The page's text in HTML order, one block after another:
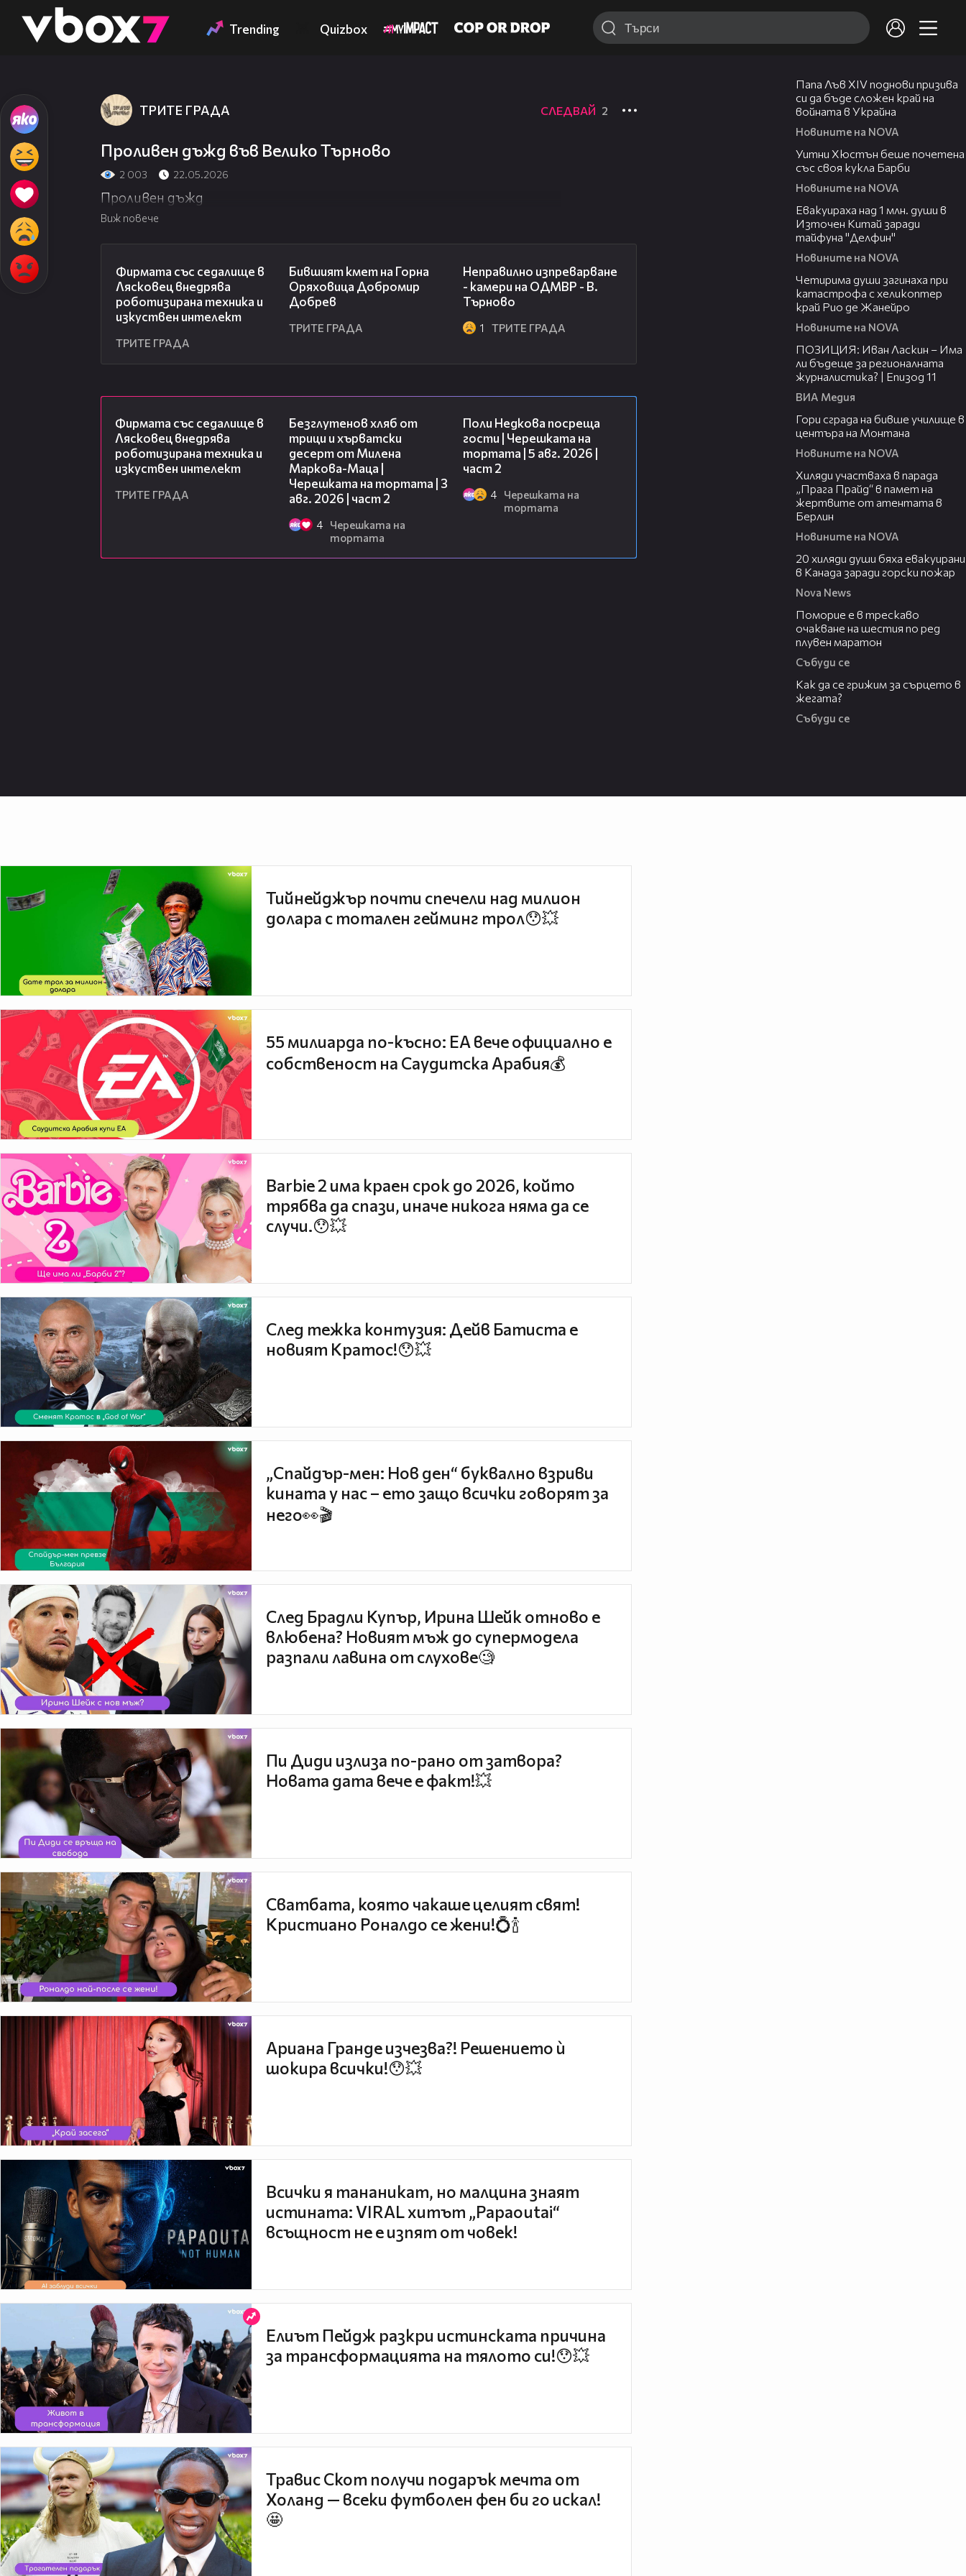
👾 Trending Quizbox
ТРИТЕ ГРАДА СЛЕДВАЙ 2
Проливен дъжд във Велико Търново
2 003 22.05.2026
Проливен дъжд
Виж повече
Фирмата със седалище в
Лясковец внедрява
роботизирана техника и
изкуствен интелект
ТРИТЕ ГРАДА
Бившият кмет на Горна
Оряховица Добромир
Добрев
ТРИТЕ ГРАДА
Неправилно изпреварване
- камери на ОДМВР - В.
Търново
1 ТРИТЕ ГРАДА
Фирмата със седалище в
Лясковец внедрява
роботизирана техника и
изкуствен интелект
ТРИТЕ ГРАДА
Безглутенов хляб от
трици и хърватски
десерт от Милена
Маркова-Маца |
Черешката на тортата | 3
авг. 2026 | част 2
4
Черешката на
тортата
Поли Недкова посреща
гости | Черешката на
тортата | 5 авг. 2026 |
част 2
4
Черешката на
тортата
Папа Лъв XIV поднови призива
си да бъде сложен край на
войната в Украйна
Новините на NOVA
Уитни Хюстън беше почетена
със своя кукла Барби
Новините на NOVA
Евакуираха над 1 млн. души в
Източен Китай заради
тайфуна "Делфин"
Новините на NOVA
Четирима души загинаха при
катастрофа с хеликоптер
край Рио де Жанейро
Новините на NOVA
ПОЗИЦИЯ: Иван Ласкин – Има
ли бъдеще за регионалната
журналистика? | Епизод 11
ВИА Медия
Гори сграда на бивше училище в
центъра на Монтана
Новините на NOVA
Хиляди участваха в парада
„Прага Прайд“ в памет на
жертвите от атентата в
Берлин
Новините на NOVA
20 хиляди души бяха евакуирани
в Канада заради горски пожар
Nova News
Поморие е в трескаво
очакване на шестия по ред
плувен маратон
Събуди се
Как да се грижим за сърцето в
жегата?
Събуди се
Тийнейджър почти спечели над милион
долара с тотален гейминг трол😯💥
55 милиарда по-късно: EA вече официално е
собственост на Саудитска Арабия💰
Barbie 2 има краен срок до 2026, който
трябва да спази, иначе никога няма да се
случи.😯💥
След тежка контузия: Дейв Батиста е
новият Кратос!😯💥
„Спайдър-мен: Нов ден“ буквално взриви
кината у нас – ето защо всички говорят за
него👀🎬
След Брадли Купър, Ирина Шейк отново е
влюбена? Новият мъж до супермодела
разпали лавина от слухове🧐
Пи Диди излиза по-рано от затвора?
Новата дата вече е факт!💥
Сватбата, която чакаше целият свят!
Кристиано Роналдо се жени!💍🍾
Ариана Гранде изчезва?! Решението ѝ
шокира всички!😯💥
Всички я тананикат, но малцина знаят
истината: VIRAL хитът „Papaoutai“
всъщност не е изпят от човек!
Елиът Пейдж разкри истинската причина
за трансформацията на тялото си!😯💥
Травис Скот получи подарък мечта от
Холанд — всеки футболен фен би го искал!
🤩